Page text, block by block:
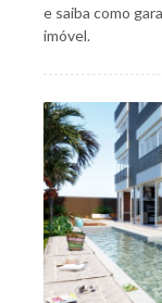
e saiba como
imóvel.